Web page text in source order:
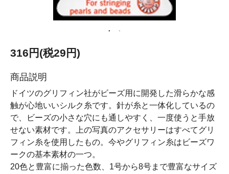
316円(税29円)
商品説明
ドイツのグリフィン社がビーズ用に開発した滑らかな感
触が心地いいシルク糸です。針が糸と一体化しているの
で、ビーズの小さな穴にも通しやすく、一度使うと手放
せない素材です。上の写真のアクセサリーはすべてグリ
フィン糸を使用したもの。今やグリフィン糸はビーズワ
ークの基本素材の一つ。
20色と豊富に揃った色数、1号から8号まで豊富なサイズ